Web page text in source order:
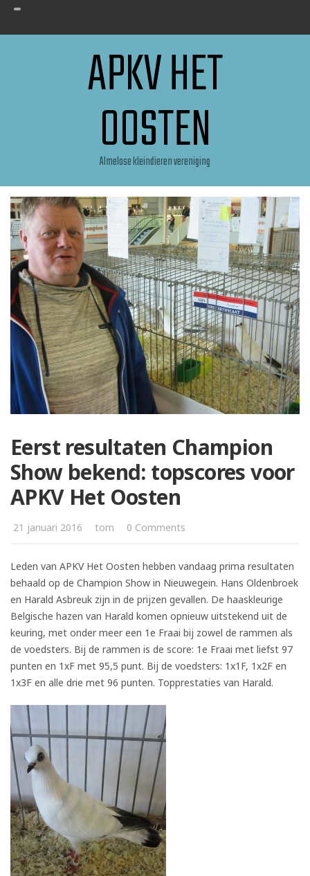
APKV HET
OOSTEN
Almelose kleindieren vereniging
Eerst resultaten Champion
Show bekend: topscores voor
APKV Het Oosten
21 januari 2016 tom 0 Comments
Leden van APKV Het Oosten hebben vandaag prima resultaten
behaald op de Champion Show in Nieuwegein. Hans Oldenbroek
en Harald Asbreuk zijn in de prijzen gevallen. De haaskleurige
Belgische hazen van Harald komen opnieuw uitstekend uit de
keuring, met onder meer een 1e Fraai bij zowel de rammen als
de voedsters. Bij de rammen is de score: 1e Fraai met liefst 97
punten en 1xF met 95,5 punt. Bij de voedsters: 1x1F, 1x2F en
1x3F en alle drie met 96 punten. Topprestaties van Harald.